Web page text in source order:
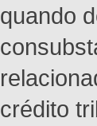
quando
crédito